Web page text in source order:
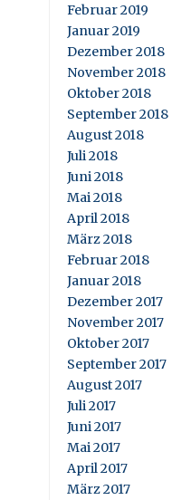
Februar 2019
Januar 2019
Dezember 2018
November 2018
Oktober 2018
September 2018
August 2018
Juli 2018
Juni 2018
Mai 2018
April 2018
März 2018
Februar 2018
Januar 2018
Dezember 2017
November 2017
Oktober 2017
September 2017
August 2017
Juli 2017
Juni 2017
Mai 2017
April 2017
März 2017